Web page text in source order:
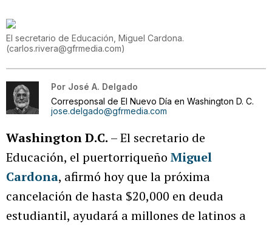
El secretario de Educación, Miguel Cardona.
(carlos.rivera@gfrmedia.com)
Por José A. Delgado
Corresponsal de El Nuevo Día en Washington D. C.
jose.delgado@gfrmedia.com
Washington D.C. – El secretario de
Educación, el puertorriqueño Miguel
Cardona, afirmó hoy que la próxima
cancelación de hasta $20,000 en deuda
estudiantil, ayudará a millones de latinos a